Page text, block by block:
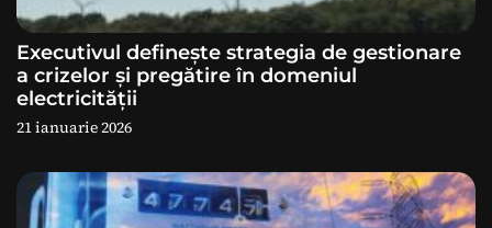
a
r
t
c
Executivul definește strategia de gestionare
a crizelor și pregătire în domeniul
electricității
21 ianuarie 2026